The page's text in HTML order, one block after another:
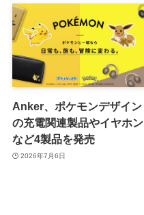
Anker、ポケモンデザイン
の充電関連製品やイヤホン
など4製品を発売
2026年7月6日